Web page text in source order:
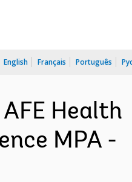
English Français Português
Health
MPA -